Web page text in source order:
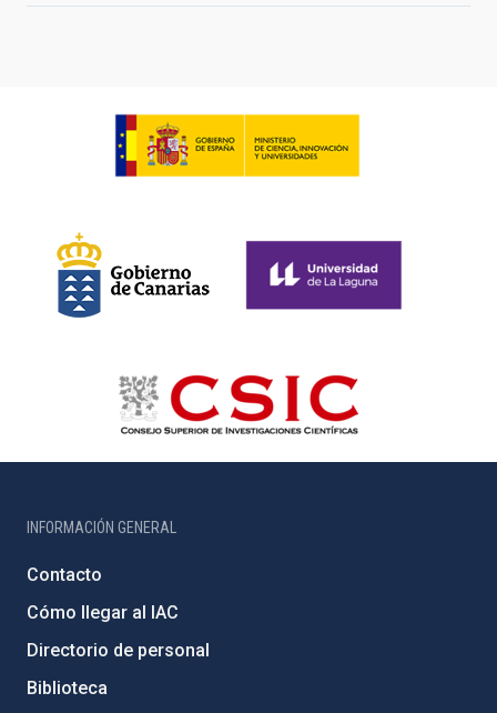
INFORMACIÓN GENERAL
Contacto
Cómo llegar al IAC
Directorio de personal
Biblioteca